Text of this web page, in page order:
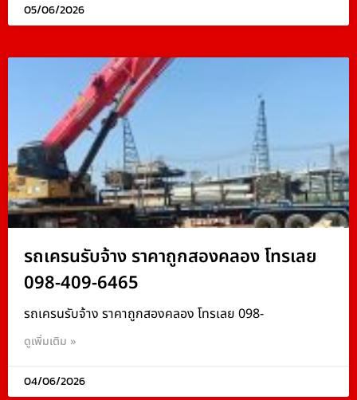
05/06/2026
รถเครนรับจ้าง ราคาถูกสองคลอง โทรเลย
098-409-6465
รถเครนรับจ้าง ราคาถูกสองคลอง โทรเลย 098-
ดูเพิ่มเติม »
04/06/2026